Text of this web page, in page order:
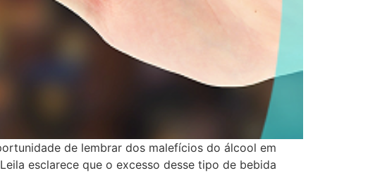
de lembrar dos malefícios do álcool em
esclarece que o excesso desse tipo de bebida